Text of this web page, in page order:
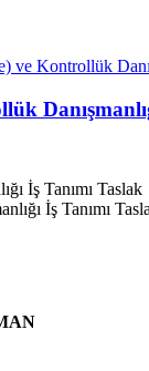
ve Kontrollük
İş Tanımı Taslak